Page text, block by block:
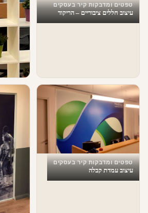
טפטים ומדבקות קיר בעסקים
עיצוב חללים ציבוריים – הריקוד
האחרון
טפטים
עיצוב
טפטים ומדבקות קיר בעסקים
עיצוב עמדת קבלה